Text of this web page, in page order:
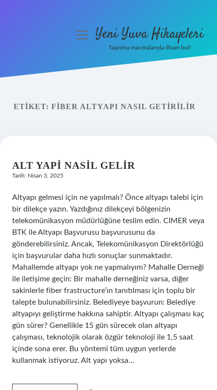
Yasal Uyarı
menüyüYeni Yuva Hikayeleri
Taşınma maceralarıyla ilham bul!
ETIKET: FIBER ALTYAPI NASIL GETIRILIR
ALT YAPI NASIL GELIR
Tarih: Nisan 3, 2025
Altyapı gelmesi için ne yapılmalı? Önce altyapı talebi için
bir dilekçe yazın. Yazdığınız dilekçeyi bölgenizin
telekomünikasyon müdürlüğüne teslim edin. CIMER veya
BTK ile Altyapı Başvurusu başvurusunu da
gönderebilirsiniz. Ancak, Telekomünikasyon Direktörlüğü
için başvurular daha hızlı sonuçlar sunmaktadır.
Mahallemde altyapı yok ne yapmalıyım? Mahalle Derneği
ile iletişime geçin: Bir mahalle derneğiniz varsa, diğer
sakinlerle fiber frastructure’ın tanıtılması için toplu bir
talepte bulunabilirsiniz. Belediyeye başvurun: Belediye
altyapıyı geliştirme hakkına sahiptir. Altyapı çalışması kaç
gün sürer? Genellikle 15 gün sürecek olan altyapı
çalışması, teknolojik olarak özgür teknoloji ile 1,5 saat
içinde sona erer. Bu yöntemi tüm uygun yerlerde
kullanmak istiyoruz. Alt yapı yoksa…